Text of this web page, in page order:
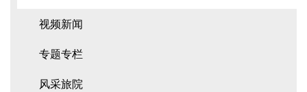
视频新闻
专题专栏
风采旅院